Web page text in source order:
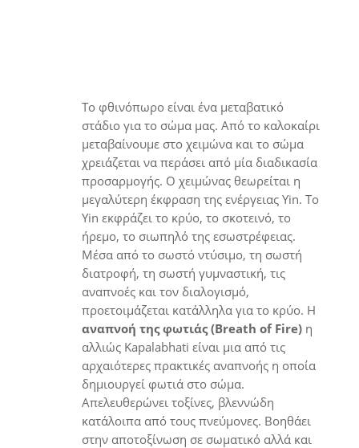
Το φθινόπωρο είναι ένα μεταβατικό
στάδιο για το σώμα μας. Από το καλοκαίρι
μεταβαίνουμε στο χειμώνα και το σώμα
χρειάζεται να περάσει από μία διαδικασία
προσαρμογής. Ο χειμώνας θεωρείται η
μεγαλύτερη έκφραση της ενέργειας Yin. Το
Yin εκφράζει το κρύο, το σκοτεινό, το
ήρεμο, το σιωπηλό της εσωστρέφειας.
Μέσα από το σωστό ντύσιμο, τη σωστή
διατροφή, τη σωστή γυμναστική, τις
αναπνοές και τον διαλογισμό,
προετοιμάζεται κατάλληλα για το κρύο. Η
αναπνοή της φωτιάς(Breath of Fire)η
αλλιώς Kapalabhati είναι μια από τις
αρχαιότερες πρακτικές αναπνοής η οποία
δημιουργεί φωτιά στο σώμα.
Απελευθερώνει τοξίνες, βλεννώδη
κατάλοιπα από τους πνεύμονες. Βοηθάει
στην αποτοξίνωση σε σωματικό αλλά και